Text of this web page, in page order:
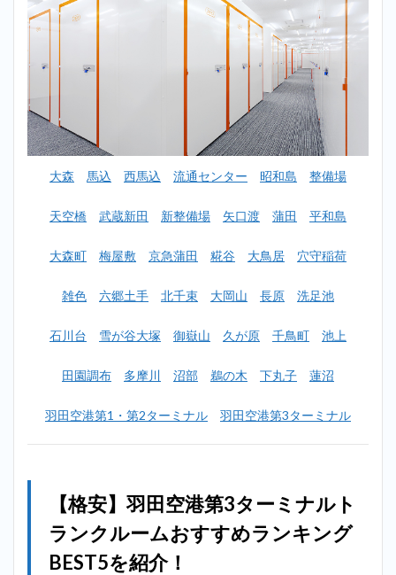
2
【格
羽田
ナル
トラ
ルー
すす
めラ
ング
を紹
介！
2.1
ハロ
ース
ージ
田空
ミナ
ル
2.2
2位：
大森 馬込 西馬込 流通センター 昭和島 整備場
天空橋 武蔵新田 新整備場 矢口渡 蒲田 平和島
大森町 梅屋敷 京急蒲田 糀谷 大鳥居 穴守稲荷
雑色 六郷土手 北千束 大岡山 長原 洗足池
石川台 雪が谷大塚 御嶽山 久が原 千鳥町 池上
田園調布 多摩川 沼部 鵜の木 下丸子 蓮沼
羽田空港第1・第2ターミナル 羽田空港第3ターミナル
【格安】羽田空港第3ターミナルト
ランクルームおすすめランキング
BEST5を紹介！